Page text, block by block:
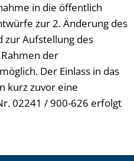
in die öffentlich
zur 2. Änderung des
zur Aufstellung des
der
Der Einlass in das
kurz zuvor eine
02241 / 900-626 erfolgt